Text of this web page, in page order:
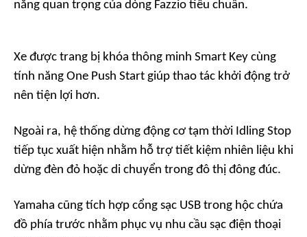
năng quan trọng của dòng Fazzio tiêu chuẩn.
Xe được trang bị khóa thông minh Smart Key cùng
tính năng One Push Start giúp thao tác khởi động trở
nên tiện lợi hơn.
Ngoài ra, hệ thống dừng động cơ tạm thời Idling Stop
tiếp tục xuất hiện nhằm hỗ trợ tiết kiệm nhiên liệu khi
dừng đèn đỏ hoặc di chuyển trong đô thị đông đúc.
Yamaha cũng tích hợp cổng sạc USB trong hộc chứa
đồ phía trước nhằm phục vụ nhu cầu sạc điện thoại